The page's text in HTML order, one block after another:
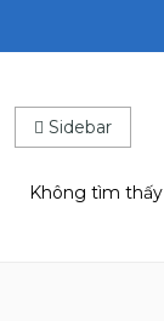
Sidebar
Không tìm thấy